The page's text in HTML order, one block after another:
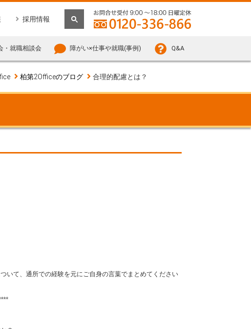
採用情報
・就職相談会 障がい×仕事や就職(事例) Q&A
柏第2Officeのブログ 合理的配慮とは？
いて、通所での経験を元にご自身の言葉でまとめてください